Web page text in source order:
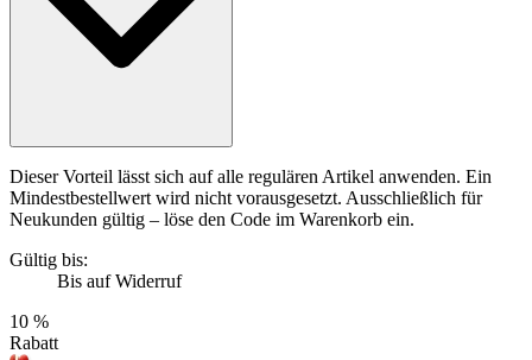
Dieser Vorteil lässt sich auf alle regulären Artikel anwenden. Ein
Mindestbestellwert wird nicht vorausgesetzt. Ausschließlich für
Neukunden gültig – löse den Code im Warenkorb ein.
Gültig bis:
Bis auf Widerruf
10 %
Rabatt